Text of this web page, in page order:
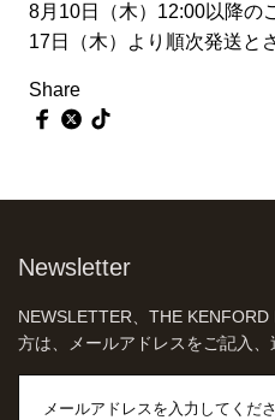
8月10日（木）12:00以降の
17日（木）より順次発送と
Share
Newsletter
NEWSLETTER、THE
方は、メールアドレスをご記入、